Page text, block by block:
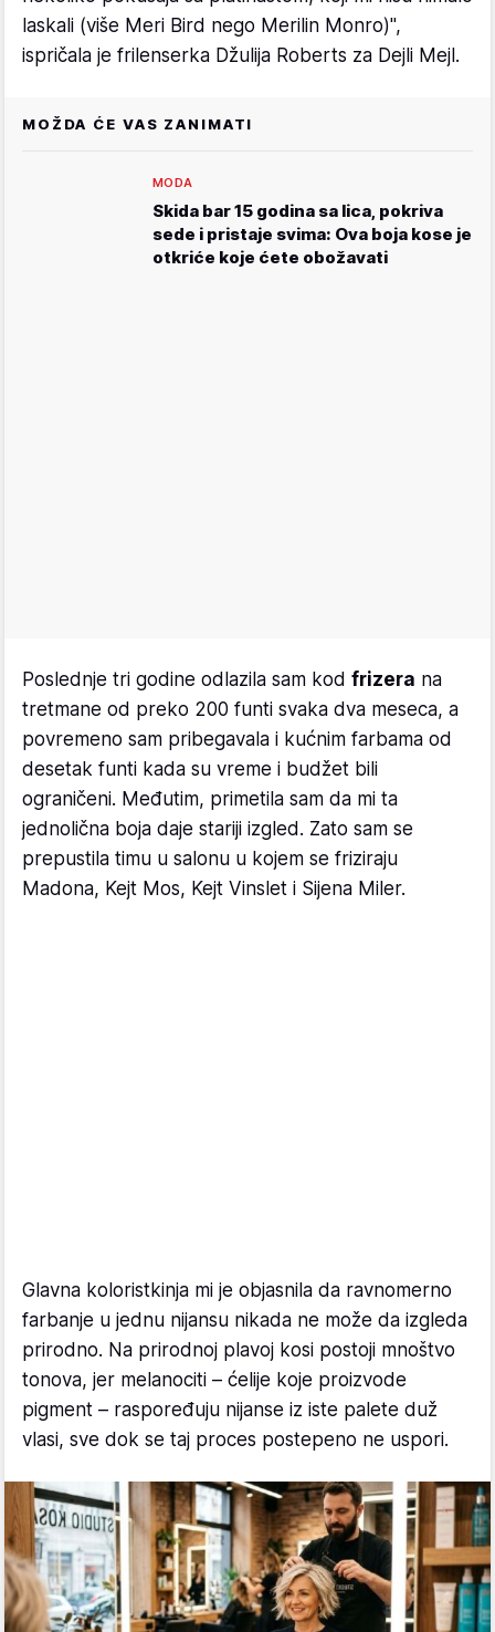
laskali (više Meri Bird nego Merilin Monro)",
ispričala je frilenserka Džulija Roberts za Dejli Mejl.
MOŽDA ĆE VAS ZANIMATI
MODA
Skida bar 15 godina sa lica, pokriva
sede i pristaje svima: Ova boja kose je
otkriće koje ćete obožavati
Poslednje tri godine odlazila sam kod frizera na
tretmane od preko 200 funti svaka dva meseca, a
povremeno sam pribegavala i kućnim farbama od
desetak funti kada su vreme i budžet bili
ograničeni. Međutim, primetila sam da mi ta
jednolična boja daje stariji izgled. Zato sam se
prepustila timu u salonu u kojem se friziraju
Madona, Kejt Mos, Kejt Vinslet i Sijena Miler.
Glavna koloristkinja mi je objasnila da ravnomerno
farbanje u jednu nijansu nikada ne može da izgleda
prirodno. Na prirodnoj plavoj kosi postoji mnoštvo
tonova, jer melanociti – ćelije koje proizvode
pigment – raspoređuju nijanse iz iste palete duž
vlasi, sve dok se taj proces postepeno ne uspori.